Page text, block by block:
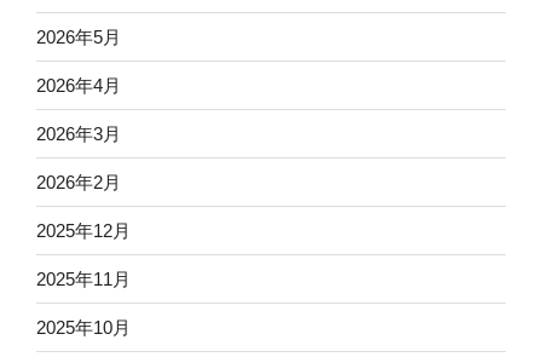
2026年5月
2026年4月
2026年3月
2026年2月
2025年12月
2025年11月
2025年10月